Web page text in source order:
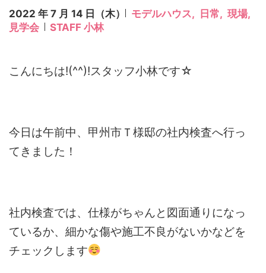
2022 年 7 月 14 日（木） モデルハウス, 日常, 現場,
見学会
STAFF 小林
こんにちは!(^^)!スタッフ小林です☆
今日は午前中、甲州市Ｔ様邸の社内検査へ行っ
てきました！
社内検査では、仕様がちゃんと図面通りになっ
ているか、細かな傷や施工不良がないかなどを
チェックします